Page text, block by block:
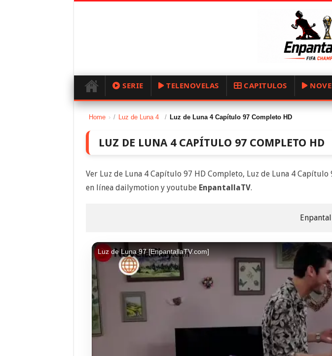
SERIE TELENOVELAS CAPITULOS
Home / Luz de Luna 4 / Luz de Luna 4 Capítulo 97 Completo HD
LUZ DE LUNA 4 CAPÍTULO 97 COMPLETO HD
Ver Luz de Luna 4 Capítulo 97 HD Completo, Luz de Luna 4
en línea dailymotion y youtube EnpantallaTV.